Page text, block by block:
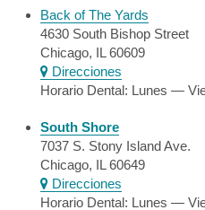
Back of The Yards
4630 South Bishop Street
Chicago, IL 60609
Direcciones
Horario Dental: Lunes —
South Shore
7037 S. Stony Island Ave.
Chicago, IL 60649
Direcciones
Horario Dental: Lunes —